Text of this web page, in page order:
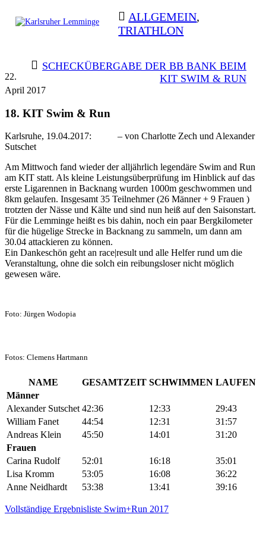
ALLGEMEIN,
TRIATHLON
BEITRAGSNAVIGATION
SCHECKÜBERGABE DER BB BANK BEIM
KIT SWIM & RUN
22.
April 2017
18. KIT Swim & Run
Karlsruhe, 19.04.2017: – von Charlotte Zech und Alexander
Sutschet
Am Mittwoch fand wieder der alljährlich legendäre Swim and Run
am KIT statt. Als kleine Leistungsüberprüfung im Hinblick auf das
erste Ligarennen in Backnang wurden 1000m geschwommen und
8km gelaufen. Insgesamt 35 Teilnehmer (26 Männer + 9 Frauen )
trotzten der Nässe und Kälte und sind nun heiß auf den Saisonstart.
Für die Lemminge heißt es bis dahin, noch ein paar Bergkilometer
für die hügelige Strecke in Backnang zu sammeln, um dann am
30.04 attackieren zu können.
Ein Dankeschön geht an race|result und alle Helfer rund um die
Veranstaltung, ohne die solch ein reibungsloser nicht möglich
gewesen wäre.
Foto: Jürgen Wodopia
Fotos: Clemens Hartmann
NAME GESAMTZEIT SCHWIMMEN LAUFEN
Männer
Alexander Sutschet 42:36 12:33
29:43
William Fanet
44:54 12:31
31:57
Andreas Klein
45:50 14:01
31:20
Frauen
Carina Rudolf
52:01 16:18
35:01
Lisa Kromm
53:05 16:08
36:22
Anne Neidhardt
53:38 13:41 39:16
Vollständige Ergebnisliste Swim+Run 2017